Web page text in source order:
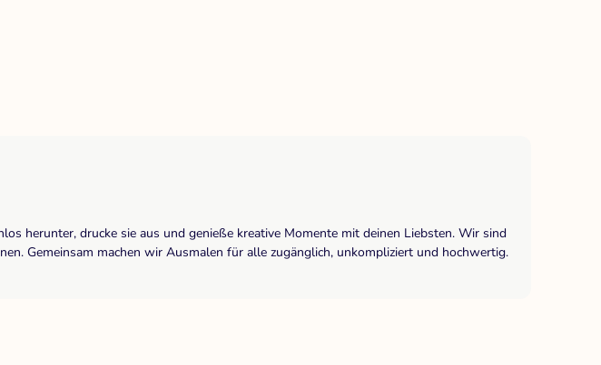
herunter, drucke sie aus und genieße kreative Momente mit deinen Liebsten. Wir sind
Gemeinsam machen wir Ausmalen für alle zugänglich, unkompliziert und hochwertig.